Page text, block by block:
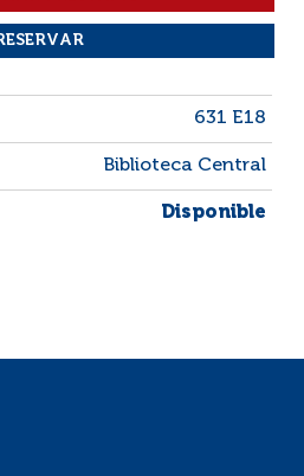
631 E18
Biblioteca Central
Disponible